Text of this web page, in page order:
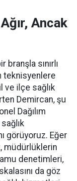
Ancak
sınırlı
teknisyenlere
ve ilçe sağlık
Demircan, şu
Dağılım
görüyoruz. Eğer
müdürlüklerin
denetimleri,
da göz